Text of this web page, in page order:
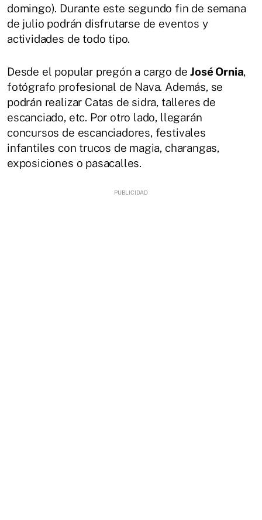
domingo). Durante este segundo fin de semana
de julio podrán disfrutarse de eventos y
actividades de todo tipo.
Desde el popular pregón a cargo deJosé Ornia,
fotógrafo profesional de Nava. Además, se
podrán realizar Catas de sidra, talleres de
escanciado, etc. Por otro lado, llegarán
concursos de escanciadores, festivales
infantiles con trucos de magia, charangas,
exposiciones o pasacalles.